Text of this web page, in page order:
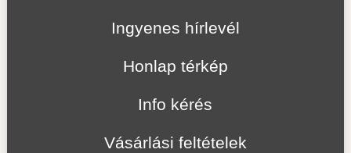
Ingyenes hírlevél
Honlap térkép
Info kérés
Vásárlási feltételek